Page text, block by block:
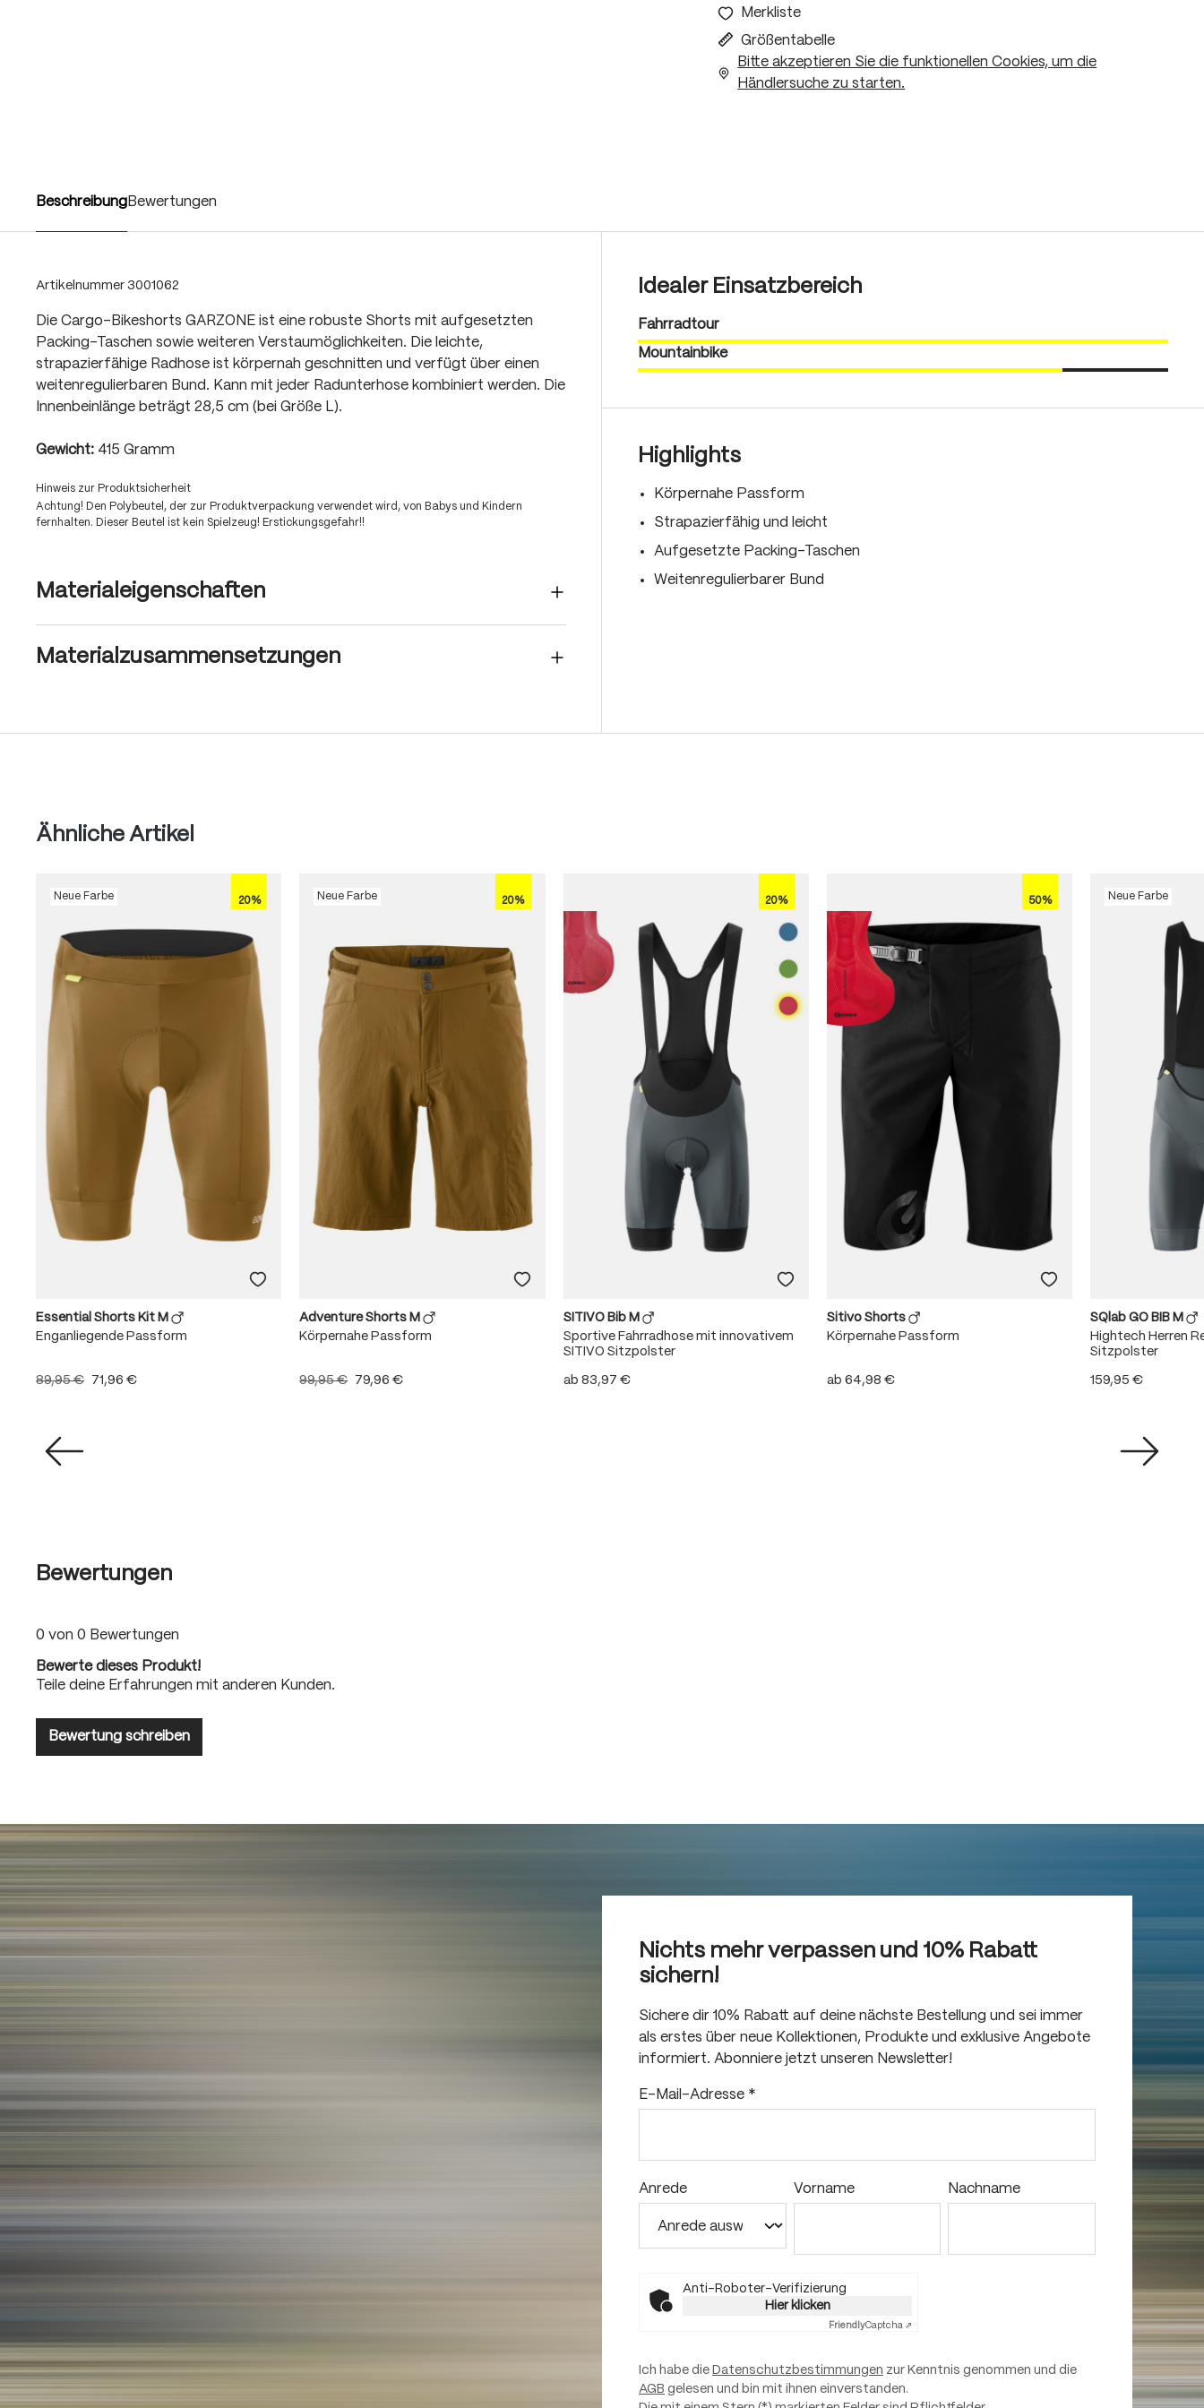
Merkliste
Größentabelle
Bitte akzeptieren Sie die funktionellen Cookies, um die
Händlersuche zu starten.
Beschreibung Bewertungen
Artikelnummer 3001062
Die Cargo-Bikeshorts GARZONE ist eine robuste Shorts mit aufgesetzten
Packing-Taschen sowie weiteren Verstaumöglichkeiten. Die leichte,
strapazierfähige Radhose ist körpernah geschnitten und verfügt über einen
weitenregulierbaren Bund. Kann mit jeder Radunterhose kombiniert werden. Die
Innenbeinlänge beträgt 28,5 cm (bei Größe L).
Gewicht: 415 Gramm
Hinweis zur Produktsicherheit
Achtung! Den Polybeutel, der zur Produktverpackung verwendet wird, von Babys und Kindern
fernhalten. Dieser Beutel ist kein Spielzeug! Erstickungsgefahr!!
Materialeigenschaften
Materialzusammensetzungen
Idealer Einsatzbereich
Fahrradtour
Mountainbike
Highlights
Körpernahe Passform
Strapazierfähig und leicht
Aufgesetzte Packing-Taschen
Weitenregulierbarer Bund
Produktgalerie überspringen
Ähnliche Artikel
20%
Neue Farbe
Essential Shorts Kit M
Enganliegende Passform
89,95 € 71,96 €
20%
Neue Farbe
Adventure Shorts M
Körpernahe Passform
99,95 € 79,96 €
20%
SITIVO Bib M
Sportive Fahrradhose mit innovativem
SITIVO Sitzpolster
ab 83,97 €
50%
Sitivo Shorts
Körpernahe Passform
ab 64,98 €
Neue Farbe
SQlab GO BIB M
Hightech Herren
Sitzpolster
159,95 €
Bewertungen
0 von 0 Bewertungen
Bewerte dieses Produkt!
Teile deine Erfahrungen mit anderen Kunden.
Bewertung schreiben
Nichts mehr verpassen und 10% Rabatt
sichern!
Sichere dir 10% Rabatt auf deine nächste Bestellung und sei immer
als erstes über neue Kollektionen, Produkte und exklusive Angebote
informiert. Abonniere jetzt unseren Newsletter!
E-Mail-Adresse *
Anrede Vorname Nachname
Anti-Roboter-Verifizierung
Hier klicken
FriendlyCaptcha ⇗
Ich habe die Datenschutzbestimmungen zur Kenntnis genommen und die
AGB gelesen und bin mit ihnen einverstanden.